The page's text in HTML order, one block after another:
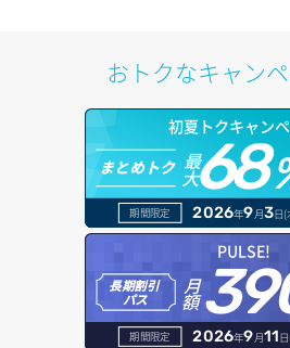
サーバー利用状況グラフ（トラフィック）
サーバー削除
サーバー操作（起動/停止/再起動/強制停
サーバー設定切替
サーバー詳細一覧取得
サーバー詳細取得
ポート詳細取得
ロードバランサー詳細取得
ロードバランサー追加
ドメイン情報登録
ドメイン詳細取得
レコード一覧取得
レコード作成
おトクなキャン
初夏トクキャン
まとめトク 最
大68
期間限定 2026年9月3日(
PULSE!
長期割引
パス
月
額
期間限定 2026年9月11